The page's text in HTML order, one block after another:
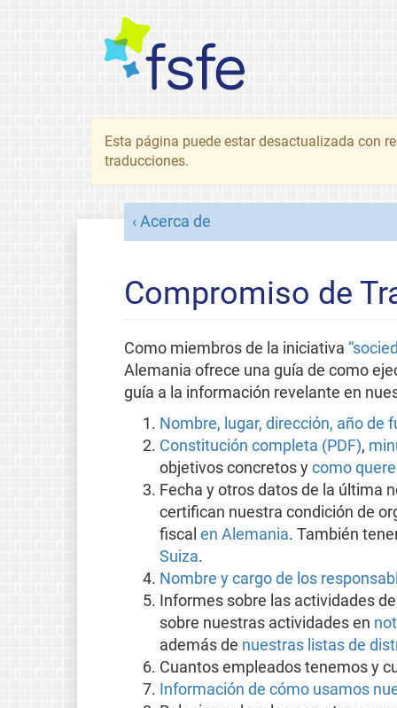
Esta página puede estar desactualizada con
traducciones.
Acerca de
Compromiso de
Como miembros de la iniciativa
Alemania ofrece una guía de como
guía a la información revelante en
Nombre, lugar, dirección, año de
Constitución completa (PDF),
objetivos concretos y como
Fecha y otros datos de la última
certifican nuestra condición de
fiscal en Alemania. También
Suiza.
Nombre y cargo de los
Informes sobre las actividades
sobre nuestras actividades en
además de nuestras listas de
Cuantos empleados tenemos y
Información de cómo usamos